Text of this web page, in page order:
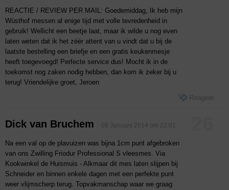
REACTIE / REVIEW PER MAIL: Goedemiddag, Ik heb mijn
Wüsthof messen al enige tijd met volle tevredenheid in
gebruik! Wellicht een beetje laat, maar ik wilde u nog even
laten weten dat ik het zéér attent van u vindt dat u bij de
laatste bestelling een briefje en een gratis keukenmesje
heeft toegevoegd! Perfecte service dus! Mocht ik in de
toekomst nog zaken nodig hebben, dan kom ik zeker bij u
terug! Vriendelijke groet, Jeroen
Reageer
Dick van Bruchem 09 January 2014 om 22:01
Na een val op de plavuizen was bijna 1cm punt afgebroken
van ons Zwilling Friodur Professional S vleesmes. Via
Kookwinkel de Huismuis - Alkmaar dit mes laten slijpen bij
Schneider en binnen enkele dagen met een perfekte punt
weer vlijmscherp terug. Topvakmanschap waar we graag